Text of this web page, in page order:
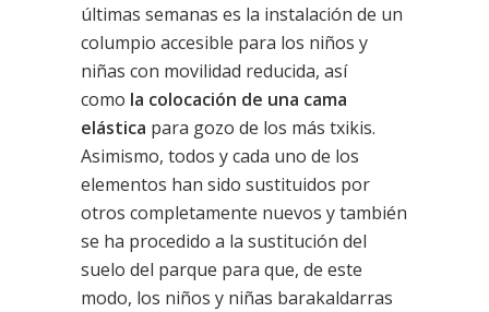
últimas semanas es la instalación de un
columpio accesible para los niños y
niñas con movilidad reducida, así
como la colocación de una cama
elástica para gozo de los más txikis.
Asimismo, todos y cada uno de los
elementos han sido sustituidos por
otros completamente nuevos y también
se ha procedido a la sustitución del
suelo del parque para que, de este
modo, los niños y niñas barakaldarras